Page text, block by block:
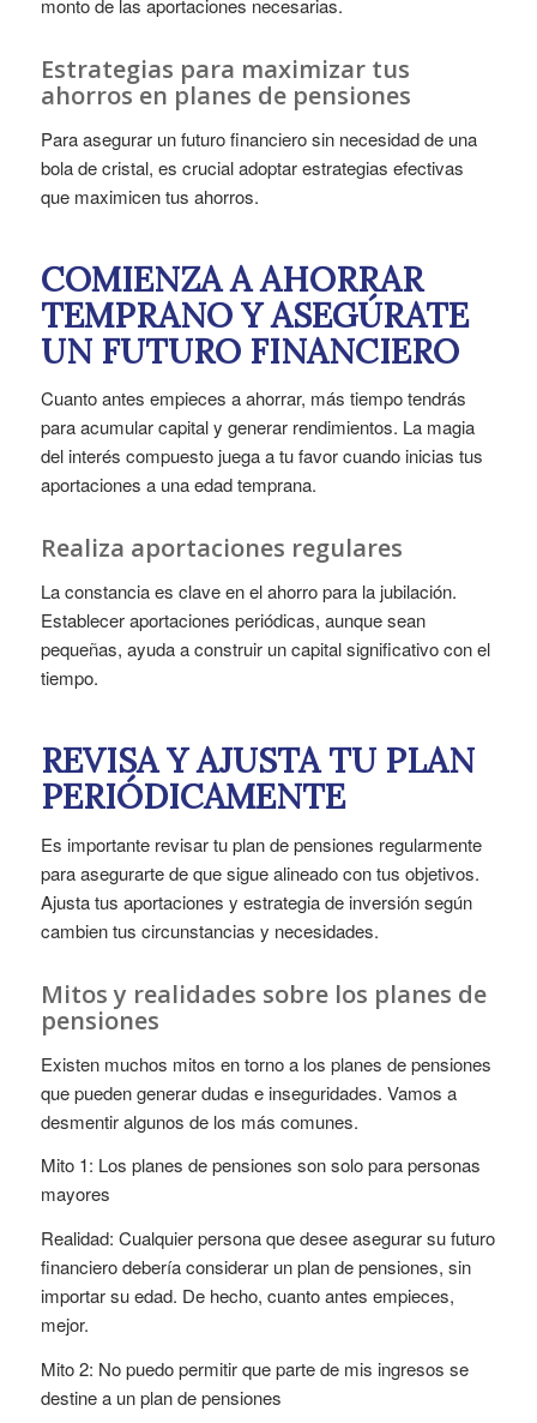
monto de las aportaciones necesarias.
Estrategias para maximizar tus
ahorros en planes de pensiones
Para asegurar un futuro financiero sin necesidad de una
bola de cristal, es crucial adoptar estrategias efectivas
que maximicen tus ahorros.
COMIENZA A AHORRAR
TEMPRANO Y ASEGÚRATE
UN FUTURO FINANCIERO
Cuanto antes empieces a ahorrar, más tiempo tendrás
para acumular capital y generar rendimientos. La magia
del interés compuesto juega a tu favor cuando inicias tus
aportaciones a una edad temprana.
Realiza aportaciones regulares
La constancia es clave en el ahorro para la jubilación.
Establecer aportaciones periódicas, aunque sean
pequeñas, ayuda a construir un capital significativo con el
tiempo.
REVISA Y AJUSTA TU PLAN
PERIÓDICAMENTE
Es importante revisar tu plan de pensiones regularmente
para asegurarte de que sigue alineado con tus objetivos.
Ajusta tus aportaciones y estrategia de inversión según
cambien tus circunstancias y necesidades.
Mitos y realidades sobre los planes de
pensiones
Existen muchos mitos en torno a los planes de pensiones
que pueden generar dudas e inseguridades. Vamos a
desmentir algunos de los más comunes.
Mito 1: Los planes de pensiones son solo para personas
mayores
Realidad: Cualquier persona que desee asegurar su futuro
financiero debería considerar un plan de pensiones, sin
importar su edad. De hecho, cuanto antes empieces,
mejor.
Mito 2: No puedo permitir que parte de mis ingresos se
destine a un plan de pensiones